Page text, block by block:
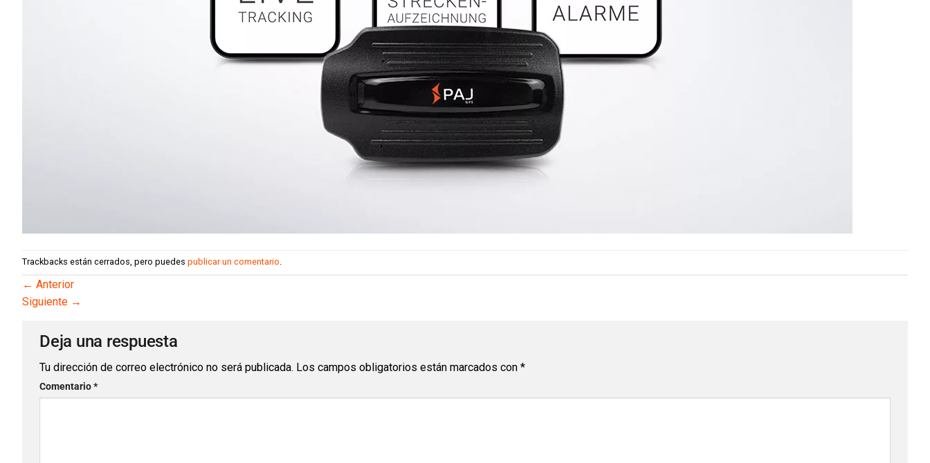
Trackbacks están cerrados, pero puedes publicar un comentario
← Anterior
Siguiente →
Deja una respuesta
Tu dirección de correo electrónico no será publicada. Los campos obligatorios están marcados con *
Comentario*